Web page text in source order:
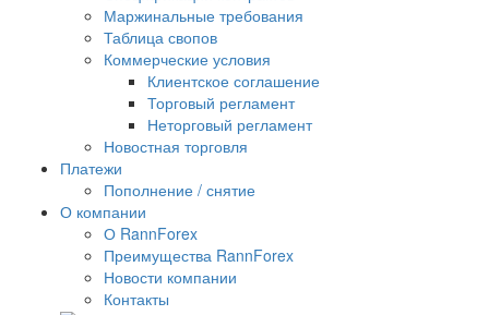
Маржинальные требования
Таблица свопов
Коммерческие условия
Клиентское соглашение
Торговый регламент
Неторговый регламент
Новостная торговля
Платежи
Пополнение / снятие
О компании
О RannForex
Преимущества RannForex
Новости компании
Контакты